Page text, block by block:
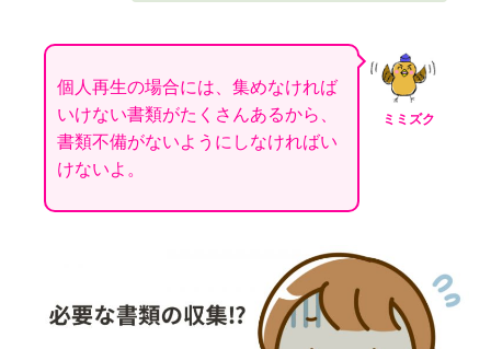
ミミズク
個人再生の場合には、集めなければ
いけない書類がたくさんあるから、
書類不備がないようにしなければい
けないよ。